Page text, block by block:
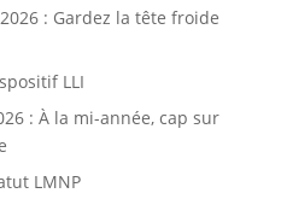
: Gardez la tête froide
LLI
: À la mi-année, cap sur
LMNP